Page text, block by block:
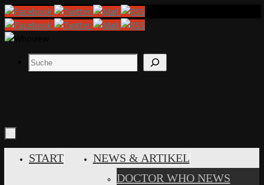
Zum
Inhalt
springen
Suchen
INHALT
START
NEWS & ARTIKEL
DOCTOR WHO NEWS